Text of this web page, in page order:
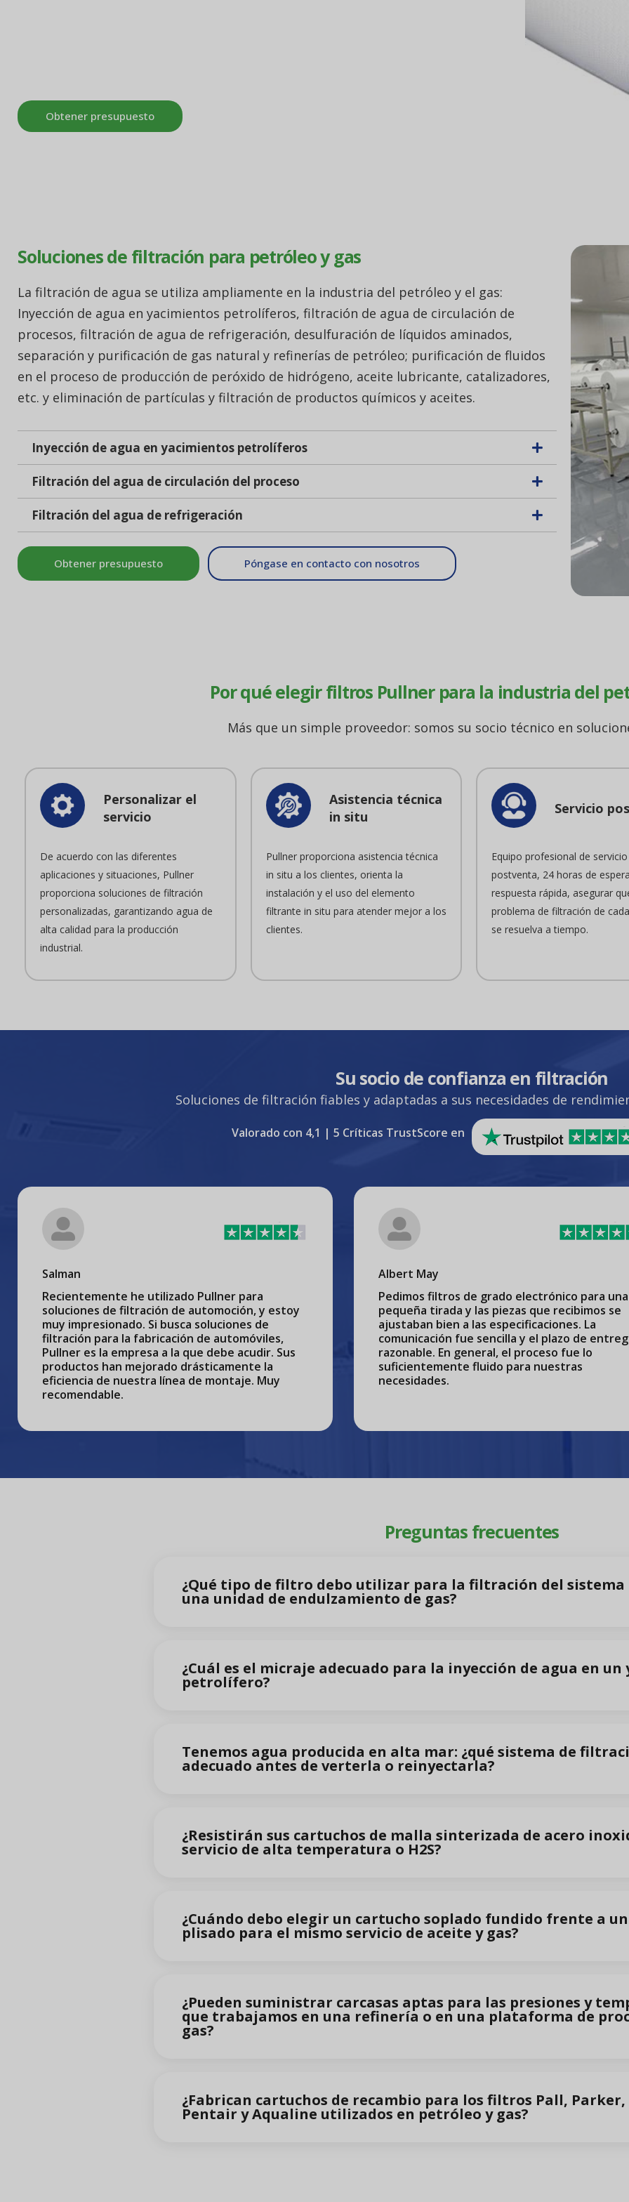
Obtener presupuesto
Soluciones de filtración para petróleo y gas
La filtración de agua se utiliza ampliamente en la industria del petróleo y el gas:
Inyección de agua en yacimientos petrolíferos, filtración de agua de circulación de
procesos, filtración de agua de refrigeración, desulfuración de líquidos aminados,
separación y purificación de gas natural y refinerías de petróleo; purificación de fluidos
en el proceso de producción de peróxido de hidrógeno, aceite lubricante, catalizadores,
etc. y eliminación de partículas y filtración de productos químicos y aceites.
Inyección de agua en yacimientos petrolíferos
Filtración del agua de circulación del proceso
Filtración del agua de refrigeración
Obtener presupuesto Póngase en contacto con nosotros
Por qué elegir filtros Pullner para la industria del
Más que un simple proveedor: somos su socio técnico en
Personalizar el
servicio
De acuerdo con las diferentes
aplicaciones y situaciones, Pullner
proporciona soluciones de filtración
personalizadas, garantizando agua de
alta calidad para la producción
industrial.
Asistencia técnica
in situ
Pullner proporciona asistencia técnica
in situ a los clientes, orienta la
instalación y el uso del elemento
filtrante in situ para atender mejor a los
clientes.
Servicio
Equipo profesional de servicio
postventa, 24 horas de
respuesta rápida, asegurar
problema de filtración de
se resuelva a tiempo.
Su socio de confianza en filtración
Soluciones de filtración fiables y adaptadas a sus necesidades de
Valorado con 4,1 | 5 Críticas TrustScore en
Salman
Recientemente he utilizado Pullner para
soluciones de filtración de automoción, y estoy
muy impresionado. Si busca soluciones de
filtración para la fabricación de automóviles,
Pullner es la empresa a la que debe acudir. Sus
productos han mejorado drásticamente la
eficiencia de nuestra línea de montaje. Muy
recomendable.
Albert May
Pedimos filtros de grado electrónico para una
pequeña tirada y las piezas que recibimos se
ajustaban bien a las especificaciones. La
comunicación fue sencilla y el plazo de
razonable. En general, el proceso fue lo
suficientemente fluido para nuestras
necesidades.
Preguntas frecuentes
¿Qué tipo de filtro debo utilizar para la filtración del sistema
una unidad de endulzamiento de gas?
¿Cuál es el micraje adecuado para la inyección de agua en
petrolífero?
Tenemos agua producida en alta mar: ¿qué sistema de
adecuado antes de verterla o reinyectarla?
¿Resistirán sus cartuchos de malla sinterizada de acero
servicio de alta temperatura o H2S?
¿Cuándo debo elegir un cartucho soplado fundido frente a
plisado para el mismo servicio de aceite y gas?
¿Pueden suministrar carcasas aptas para las presiones y
que trabajamos en una refinería o en una plataforma de
gas?
¿Fabrican cartuchos de recambio para los filtros Pall, Parker,
Pentair y Aqualine utilizados en petróleo y gas?